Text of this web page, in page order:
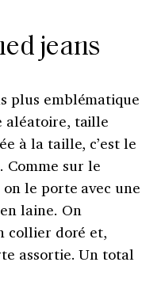
jeans
plus emblématique
aléatoire, taille
à la taille, c’est le
Comme sur le
on le porte avec une
laine. On
collier doré et,
assortie. Un total